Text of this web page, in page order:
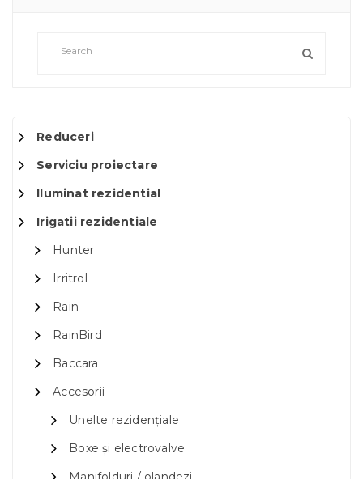
Reduceri
Serviciu proiectare
Iluminat rezidential
Irigatii rezidentiale
Hunter
Irritrol
Rain
RainBird
Baccara
Accesorii
Unelte rezidențiale
Boxe și electrovalve